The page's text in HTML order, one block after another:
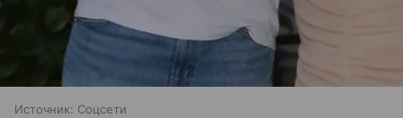
Источник: Соцсети